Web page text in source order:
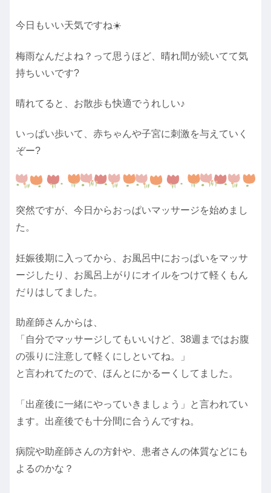
今日もいい天気ですね☀️
梅雨なんだよね？って思うほど、晴れ間が続いてて気
持ちいいです?
晴れてると、お散歩も快適でうれしい♪
いっぱい歩いて、赤ちゃんや子宮に刺激を与えていく
ぞー?
突然ですが、今日からおっぱいマッサージを始めまし
た。
妊娠後期に入ってから、お風呂中におっぱいをマッサ
ージしたり、お風呂上がりにオイルをつけて軽くもん
だりはしてました。
助産師さんからは、
「自分でマッサージしてもいいけど、38週まではお腹
の張りに注意して軽くにしといてね。」
と言われてたので、ほんとにかるーくしてました。
「出産後に一緒にやっていきましょう」と言われてい
ます。出産後でも十分間に合うんですね。
病院や助産師さんの方針や、患者さんの体質などにも
よるのかな？